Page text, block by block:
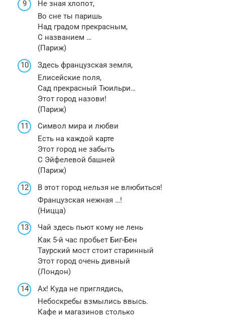
Не зная хлопот,
Во сне ты паришь
Над градом прекрасным,
С названием …
(Париж)
Здесь французская земля,
Елисейские поля,
Сад прекрасный Тюильри…
Этот город назови!
(Париж)
Символ мира и любви
Есть на каждой карте
Этот город не забыть
С Эйфелевой башней
(Париж)
В этот город нельзя не влюбиться!
Французская нежная …!
(Ницца)
Чай здесь пьют кому не лень
Как 5-й час пробьет Биг-Бен
Таурский мост стоит старинный
Этот город очень дивный
(Лондон)
Ах! Куда не приглядись,
Небоскребы взмылись ввысь.
Кафе и магазинов столько